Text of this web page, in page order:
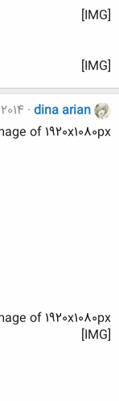
[IMG]
[IMG]
dina arian
of 1920x1080px.
of 1920x1080px.
[IMG]